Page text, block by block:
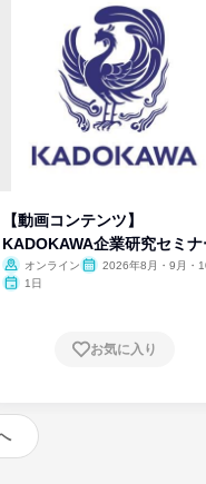
【動画コンテンツ】
KADOKAWA企業研究セミナ
オンライン
2026年8月・9月・
1日
お気に入り